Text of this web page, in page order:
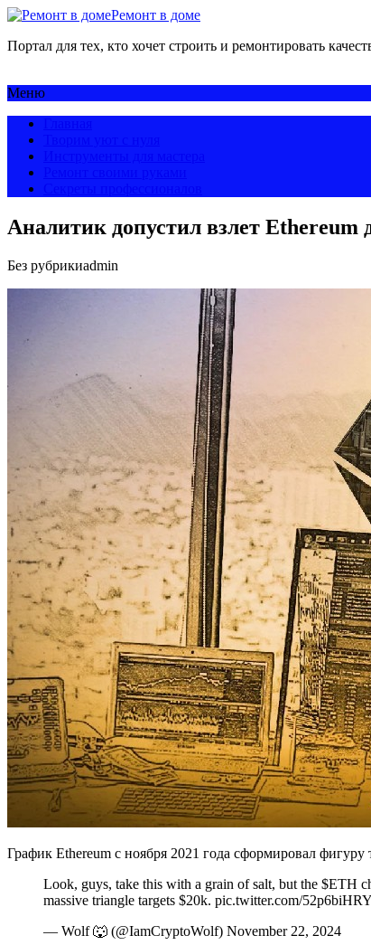
Ремонт в доме
Портал для тех, кто хочет строить и ремонтировать
Меню
Аналитик допустил взлет Ethereum
Без рубрикиadmin
График Ethereum с ноября 2021 года сформировал
Look, guys, take this with a grain of salt, but the $ETH
massive triangle targets $20k. pic.twitter.com/
— Wolf 🐺 (@IamCryptoWolf) November 22, 2024